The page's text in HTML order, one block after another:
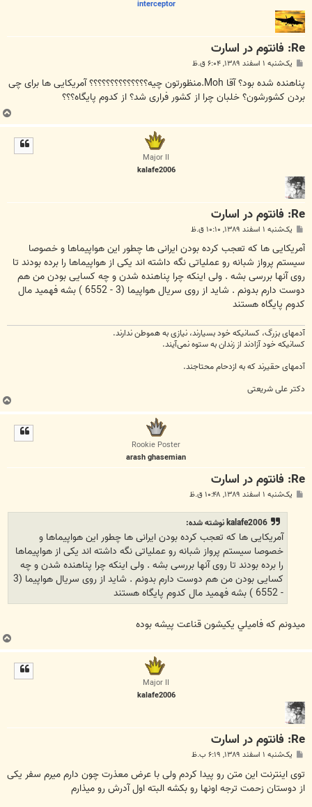
interceptor
Re: فانتوم در اسارت
ت
یک‌شنبه ۱ اسفند ۱۳۸۹, ۶:۰۴ ق.ظ
پناهنده شده بود؟ آقا Moh.منظورتون چیه؟؟؟؟؟؟؟؟؟؟؟؟؟؟ آمریکایی ها برای چی
بردن کشورشون؟ خلبان چرا از کشور فراری شد؟ از کدوم پایگاه؟؟؟
Major II
kalafe2006
Re: فانتوم در اسارت
ت
یک‌شنبه ۱ اسفند ۱۳۸۹, ۱۰:۱۰ ق.ظ
آمریکایی ها که تعجب کرده بودن ایرانی ها چطور این هواپیماها و خصوصا
سیستم پرواز شبانه رو عملیاتی نگه داشته اند یکی از هواپیماها را برده بودند تا
روی آنها بررسی بشه . ولی اینکه چرا پناهنده شدن و چه کسایی بودن من هم
دوست دارم بدونم . شاید از روی سریال هواپیما (3 - 6552 ) بشه فهمید مال
کدوم پایگاه هستند
آدمهای بزرگ، کسانیکه خود بسیارند، نیازی به هموطن ندارند.
کسانیکه خود آزادند از زندان به ستوه نمی‌آیند.
آدمهای حقیرند که به ازدحام محتاجند.
دکتر علی شریعتی
Rookie Poster
arash ghasemian
Re: فانتوم در اسارت
یک‌شنبه ۱ اسفند ۱۳۸۹, ۱۰:۴۸ ق.ظ
kalafe2006 نوشته شده:
آمریکایی ها که تعجب کرده بودن ایرانی ها چطور این هواپیماها و
خصوصا سیستم پرواز شبانه رو عملیاتی نگه داشته اند یکی از هواپیماها
را برده بودند تا روی آنها بررسی بشه . ولی اینکه چرا پناهنده شدن و چه
کسایی بودن من هم دوست دارم بدونم . شاید از روی سریال هواپیما (3
- 6552 ) بشه فهمید مال کدوم پایگاه هستند
ميدونم كه فاميلي يكيشون قناعت پيشه بوده
Major II
kalafe2006
Re: فانتوم در اسارت
ت
یک‌شنبه ۱ اسفند ۱۳۸۹, ۶:۱۹ ب.ظ
توی اینترنت این متن رو پیدا کردم ولی با عرض معذرت چون دارم میرم سفر یکی
از دوستان زحمت ترجه اونها رو بکشه البته اول آدرش رو میذارم